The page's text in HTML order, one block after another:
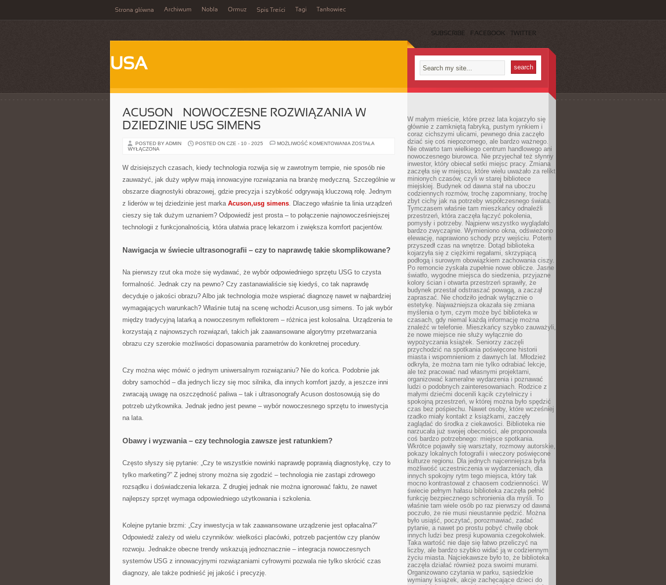
Strona główna Archiwum Nobla Ormuz Spis Treści Tagi Tankowiec
SUBSCRIBE FACEBOOK TWITTER
USA
ACUSON – NOWOCZESNE ROZWIĄZANIA W
DZIEDZINIE USG SIMENS
POSTED BY ADMIN POSTED ON CZE - 10 - 2025 MOŻLIWOŚĆ KOMENTOWANIA ACUSON
DZIEDZINIE
SIMENS
ZOSTAŁA
WYŁĄCZONA
W dzisiejszych czasach, kiedy technologia rozwija się w zawrotnym tempie, nie sposób nie
zauważyć, jak duży wpływ mają innowacyjne rozwiązania na branżę medyczną. Szczególnie w
obszarze diagnostyki obrazowej, gdzie precyzja i szybkość odgrywają kluczową rolę. Jednym
z liderów w tej dziedzinie jest marka Acuson,usg simens. Dlaczego właśnie ta linia urządzeń
cieszy się tak dużym uznaniem? Odpowiedź jest prosta – to połączenie najnowocześniejszej
technologii z funkcjonalnością, która ułatwia pracę lekarzom i zwiększa komfort pacjentów.
Nawigacja w świecie ultrasonografii – czy to naprawdę takie skomplikowane?
Na pierwszy rzut oka może się wydawać, że wybór odpowiedniego sprzętu USG to czysta
formalność. Jednak czy na pewno? Czy zastanawialiście się kiedyś, co tak naprawdę
decyduje o jakości obrazu? Albo jak technologia może wspierać diagnozę nawet w najbardziej
wymagających warunkach? Właśnie tutaj na scenę wchodzi Acuson,usg simens. To jak wybór
między tradycyjną latarką a nowoczesnym reflektorem – różnica jest kolosalna. Urządzenia te
korzystają z najnowszych rozwiązań, takich jak zaawansowane algorytmy przetwarzania
obrazu czy szerokie możliwości dopasowania parametrów do konkretnej procedury.
Czy można więc mówić o jednym uniwersalnym rozwiązaniu? Nie do końca. Podobnie jak
dobry samochód – dla jednych liczy się moc silnika, dla innych komfort jazdy, a jeszcze inni
zwracają uwagę na oszczędność paliwa – tak i ultrasonografy Acuson dostosowują się do
potrzeb użytkownika. Jednak jedno jest pewne – wybór nowoczesnego sprzętu to inwestycja
na lata.
Obawy i wyzwania – czy technologia zawsze jest ratunkiem?
Często słyszy się pytanie: „Czy te wszystkie nowinki naprawdę poprawią diagnostykę, czy to
tylko marketing?” Z jednej strony można się zgodzić – technologia nie zastąpi zdrowego
rozsądku i doświadczenia lekarza. Z drugiej jednak nie można ignorować faktu, że nawet
najlepszy sprzęt wymaga odpowiedniego użytkowania i szkolenia.
Kolejne pytanie brzmi: „Czy inwestycja w tak zaawansowane urządzenie jest opłacalna?”
Odpowiedź zależy od wielu czynników: wielkości placówki, potrzeb pacjentów czy planów
rozwoju. Jednakże obecne trendy wskazują jednoznacznie – integracja nowoczesnych
systemów USG z innowacyjnymi rozwiązaniami cyfrowymi pozwala nie tylko skrócić czas
diagnozy, ale także podnieść jej jakość i precyzję.
W małym mieście, które przez lata kojarzyło się
głównie z zamkniętą fabryką, pustym rynkiem i
coraz cichszymi ulicami, pewnego dnia zaczęło
dziać się coś niepozornego, ale bardzo ważnego.
Nie otwarto tam wielkiego centrum handlowego ani
nowoczesnego biurowca. Nie przyjechał też słynny
inwestor, który obiecał setki miejsc pracy. Zmiana
zaczęła się w miejscu, które wielu uważało za relikt
minionych czasów, czyli w starej bibliotece
miejskiej. Budynek od dawna stał na uboczu
codziennych rozmów, trochę zapomniany, trochę
zbyt cichy jak na potrzeby współczesnego świata.
Tymczasem właśnie tam mieszkańcy odnaleźli
przestrzeń, która zaczęła łączyć pokolenia,
pomysły i potrzeby. Najpierw wszystko wyglądało
bardzo zwyczajnie. Wymieniono okna, odświeżono
elewację, naprawiono schody przy wejściu. Potem
przyszedł czas na wnętrze. Dotąd biblioteka
kojarzyła się z ciężkimi regałami, skrzypiącą
podłogą i surowym obowiązkiem zachowania ciszy.
Po remoncie zyskała zupełnie nowe oblicze. Jasne
światło, wygodne miejsca do siedzenia, przyjazne
kolory ścian i otwarta przestrzeń sprawiły, że
budynek przestał odstraszać powagą, a zaczął
zapraszać. Nie chodziło jednak wyłącznie o
estetykę. Najważniejsza okazała się zmiana
myślenia o tym, czym może być biblioteka w
czasach, gdy niemal każdą informację można
znaleźć w telefonie. Mieszkańcy szybko zauważyli,
że nowe miejsce nie służy wyłącznie do
wypożyczania książek. Seniorzy zaczęli
przychodzić na spotkania poświęcone historii
miasta i wspomnieniom z dawnych lat. Młodzież
odkryła, że można tam nie tylko odrabiać lekcje,
ale też pracować nad własnymi projektami,
organizować kameralne wydarzenia i poznawać
ludzi o podobnych zainteresowaniach. Rodzice z
małymi dziećmi docenili kącik czytelniczy i
spokojną przestrzeń, w której można było spędzić
czas bez pośpiechu. Nawet osoby, które wcześniej
rzadko miały kontakt z książkami, zaczęły
zaglądać do środka z ciekawości. Biblioteka nie
narzucała już swojej obecności, ale proponowała
coś bardzo potrzebnego: miejsce spotkania.
Wkrótce pojawiły się warsztaty, rozmowy autorskie,
pokazy lokalnych fotografii i wieczory poświęcone
kulturze regionu. Dla jednych najcenniejsza była
możliwość uczestniczenia w wydarzeniach, dla
innych spokojny rytm tego miejsca, który tak
mocno kontrastował z chaosem codzienności. W
świecie pełnym hałasu biblioteka zaczęła pełnić
funkcję bezpiecznego schronienia dla myśli. To
właśnie tam wiele osób po raz pierwszy od dawna
poczuło, że nie musi nieustannie pędzić. Można
było usiąść, poczytać, porozmawiać, zadać
pytanie, a nawet po prostu pobyć chwilę obok
innych ludzi bez presji kupowania czegokolwiek.
Taka wartość nie daje się łatwo przeliczyć na
liczby, ale bardzo szybko widać ją w codziennym
życiu miasta. Najciekawsze było to, że biblioteka
zaczęła działać również poza swoimi murami.
Organizowano czytania w parku, sąsiedzkie
wymiany książek, akcje zachęcające dzieci do